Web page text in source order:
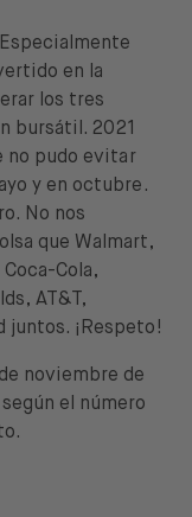
en la
los tres
bursátil. 2021
no pudo evitar
y en octubre.
No nos
que Walmart,
Cola,
AT&T,
juntos. ¡Respeto!
noviembre de
el número